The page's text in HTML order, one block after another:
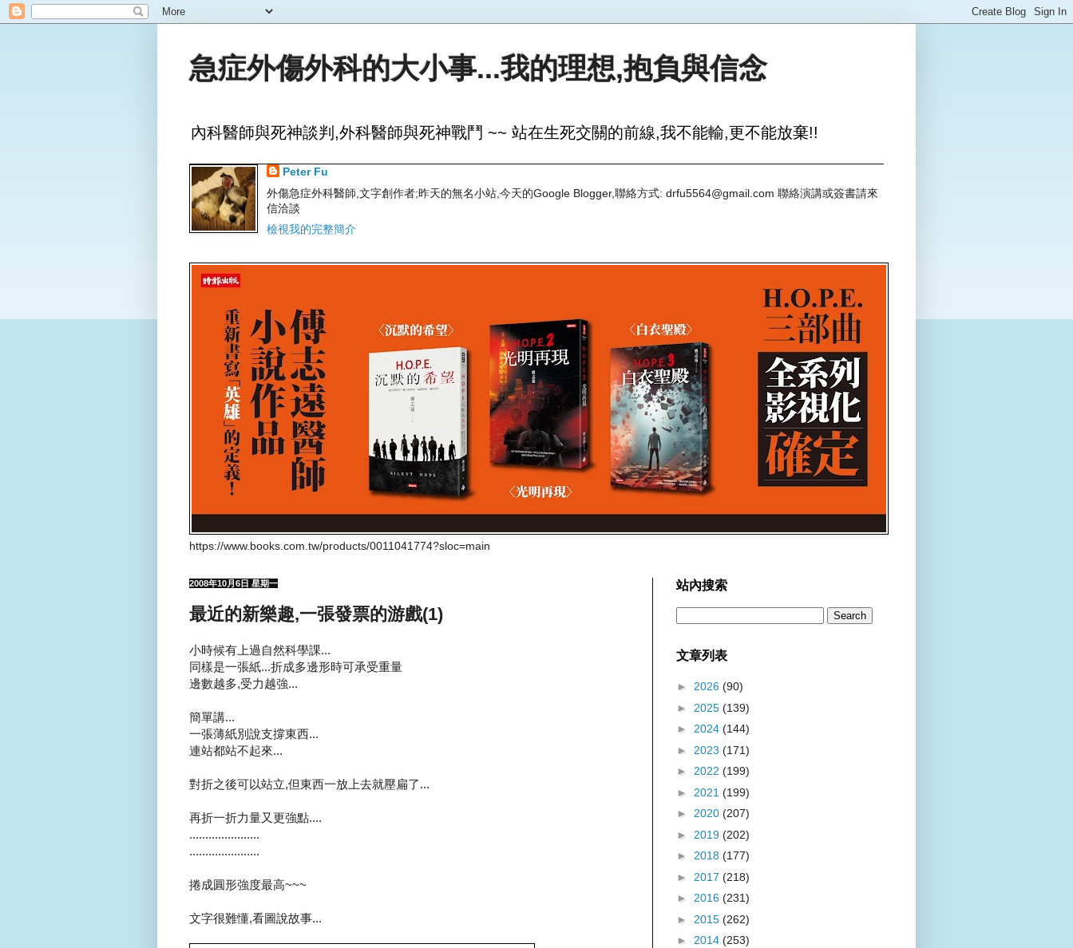
急症外傷外科的大小事...我的理想,抱負與信念
內科醫師與死神談判,外科醫師與死神戰鬥 ~~ 站在生死交關的前線,我不能輸,更不能放棄!!
Peter Fu
外傷急症外科醫師,文字創作者;昨天的無名小站,今天的Google Blogger,聯絡方式: drfu5564@gmail.com 聯絡演講或簽書請來
信洽談
檢視我的完整簡介
https://www.books.com.tw/products/0011041774?sloc=main
2008年10月6日 星期一
最近的新樂趣,一張發票的游戲(1)
小時候有上過自然科學課...
同樣是一張紙...折成多邊形時可承受重量
邊數越多,受力越強...
簡單講...
一張薄紙別說支撐東西...
連站都站不起來...
對折之後可以站立,但東西一放上去就壓扁了...
再折一折力量又更強點....
......................
......................
捲成圓形強度最高~~~
文字很難懂,看圖說故事...
站內搜索
文章列表
► 2026 (90)
► 2025 (139)
► 2024 (144)
► 2023 (171)
► 2022 (199)
► 2021 (199)
► 2020 (207)
► 2019 (202)
► 2018 (177)
► 2017 (218)
► 2016 (231)
► 2015 (262)
► 2014 (253)